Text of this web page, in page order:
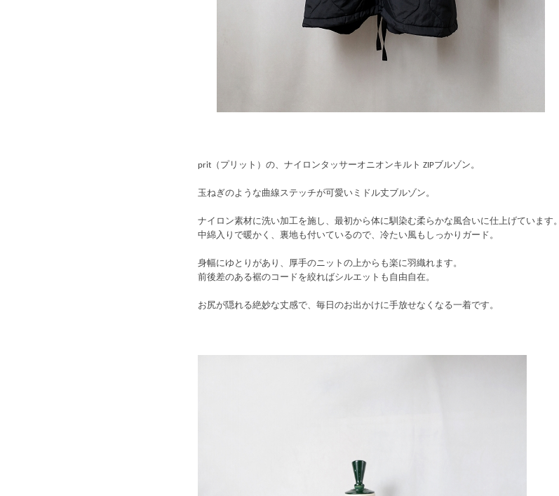
prit（プリット）の、ナイロンタッサーオニオンキルト ZIPブルゾン。
玉ねぎのような曲線ステッチが可愛いミドル丈ブルゾン。
ナイロン素材に洗い加工を施し、最初から体に馴染む柔らかな風合いに仕上げています。
中綿入りで暖かく、裏地も付いているので、冷たい風もしっかりガード。
身幅にゆとりがあり、厚手のニットの上からも楽に羽織れます。
前後差のある裾のコードを絞ればシルエットも自由自在。
お尻が隠れる絶妙な丈感で、毎日のお出かけに手放せなくなる一着です。